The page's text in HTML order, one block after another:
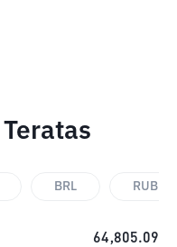
BRL RUB
64,805.09